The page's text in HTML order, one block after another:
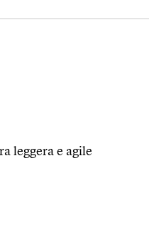
leggera e agile